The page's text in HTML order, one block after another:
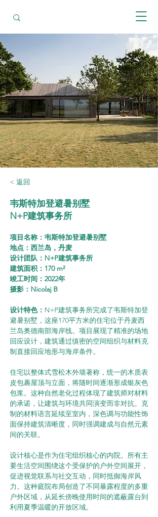
< 返回
韦斯特加登避暑别墅
N+P建筑事务所
项目名称：韦斯特加登避暑别墅
地点：西兰岛，丹麦
设计团队：N+P建筑事务所
建筑面积：170 m²
竣工时间：2022年
摄影：Nicolaj B
设计特色： N+P建筑事务所完成了韦斯特加登
避暑别墅，这座170平方米的住宅位于丹麦西
兰岛奥德南部海岸线。项目展现了精准的场地
回应设计，建筑通过缜密的空间组织与材料克
制直接回应地形与海岸条件。
住宅以整体式雪松木外墙著称，统一的木质表
皮包裹屋顶与立面，将随时间逐渐形成银灰色
包浆。这种自然老化过程体现了建筑师对材料
的承诺，让建筑与环境共同演变而非对抗。克
制的材料语言延续至室内，深色调与功能性饰
面保持建筑清晰度，同时强调建成与自然元素
间的关联。
设计核心是作为住宅组织核心的内院。所有主
要生活空间围绕这个受保护的户外空间展开，
促进视觉联系与社交互动，同时抵御海岸风
力。这种庭院布局创造了不同暴露程度的多重
户外区域，从延长傍晚使用时间的遮蔽露台到
利用夏季温暖的开放区域。